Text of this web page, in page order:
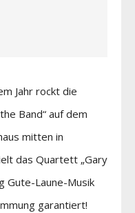
Jahr rockt die
Band“ auf dem
mitten in
das Quartett „Gary
Gute-Laune-Musik
garantiert!